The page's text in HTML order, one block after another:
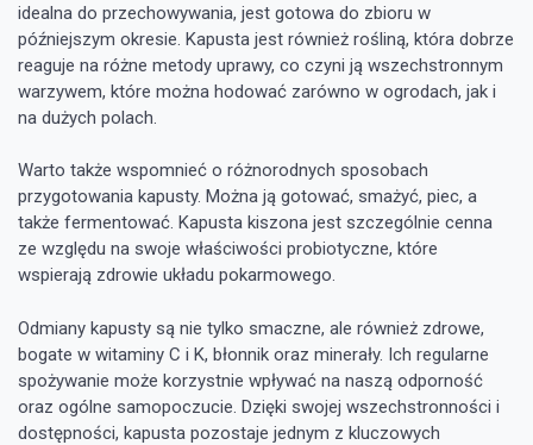
idealna do przechowywania, jest gotowa do zbioru w
późniejszym okresie. Kapusta jest również rośliną, która dobrze
reaguje na różne metody uprawy, co czyni ją wszechstronnym
warzywem, które można hodować zarówno w ogrodach, jak i
na dużych polach.
Warto także wspomnieć o różnorodnych sposobach
przygotowania kapusty. Można ją gotować, smażyć, piec, a
także fermentować. Kapusta kiszona jest szczególnie cenna
ze względu na swoje właściwości probiotyczne, które
wspierają zdrowie układu pokarmowego.
Odmiany kapusty są nie tylko smaczne, ale również zdrowe,
bogate w witaminy C i K, błonnik oraz minerały. Ich regularne
spożywanie może korzystnie wpływać na naszą odporność
oraz ogólne samopoczucie. Dzięki swojej wszechstronności i
dostępności, kapusta pozostaje jednym z kluczowych